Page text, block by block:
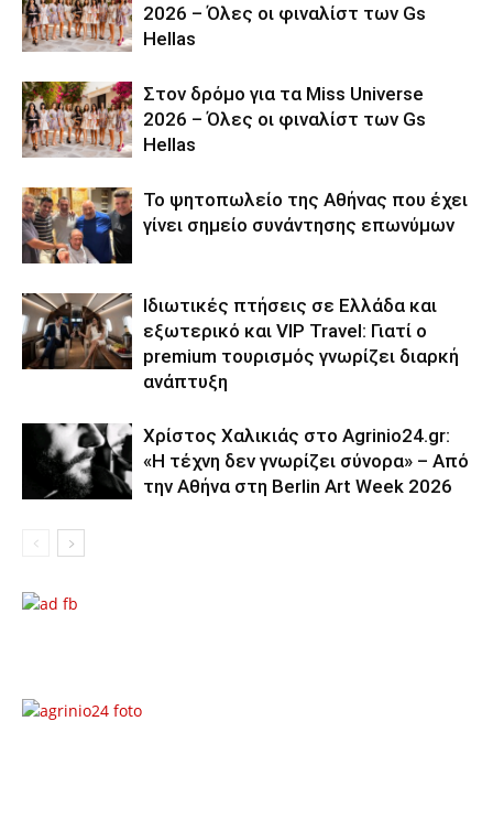
2026 – Όλες οι φιναλίστ των Gs
Hellas
Στον δρόμο για τα Miss Universe
2026 – Όλες οι φιναλίστ των Gs
Hellas
Το ψητοπωλείο της Αθήνας που έχει
γίνει σημείο συνάντησης επωνύμων
Ιδιωτικές πτήσεις σε Ελλάδα και
εξωτερικό και VIP Travel: Γιατί ο
premium τουρισμός γνωρίζει διαρκή
ανάπτυξη
Χρίστος Χαλικιάς στο Agrinio24.gr:
«Η τέχνη δεν γνωρίζει σύνορα» – Από
την Αθήνα στη Berlin Art Week 2026